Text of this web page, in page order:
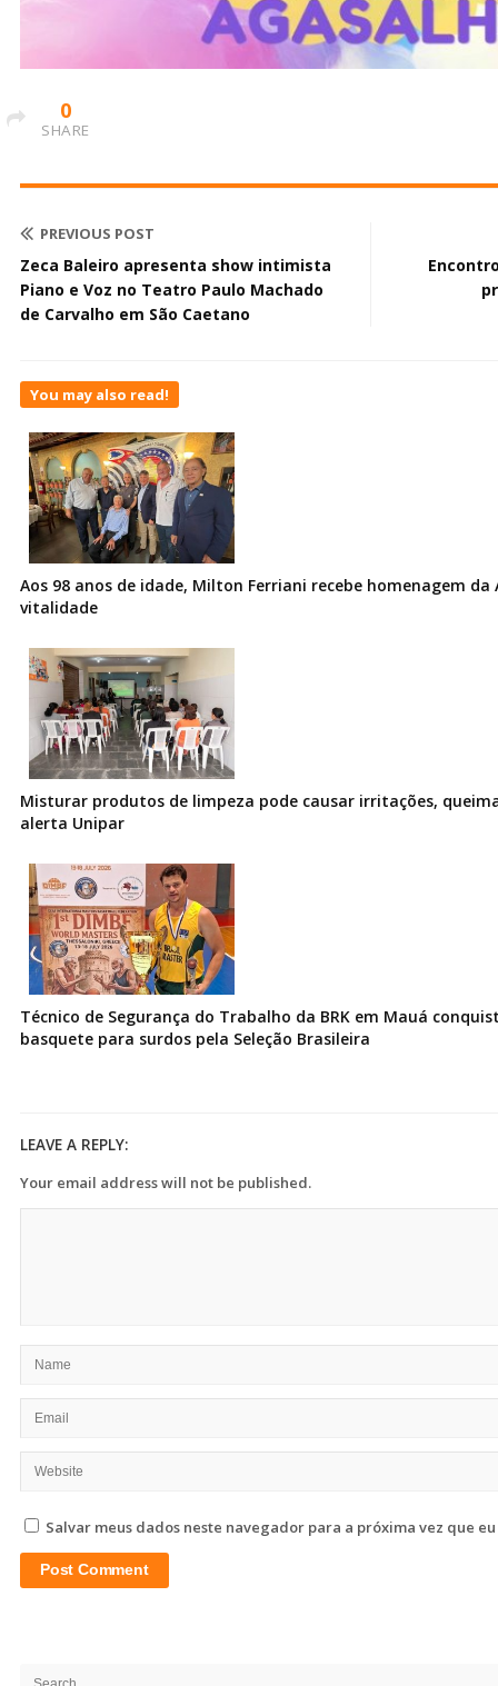
0
SHARE
PREVIOUS POST
Zeca Baleiro apresenta show intimista
Piano e Voz no Teatro Paulo Machado
de Carvalho em São Caetano
You may also read!
Aos 98 anos de idade, Milton Ferriani recebe homenagem da
vitalidade
Misturar produtos de limpeza pode causar irritações,
alerta Unipar
Técnico de Segurança do Trabalho da BRK em Mauá
basquete para surdos pela Seleção Brasileira
LEAVE A REPLY:
Your email address will not be published.
Salvar meus dados neste navegador para a próxima vez que
Search